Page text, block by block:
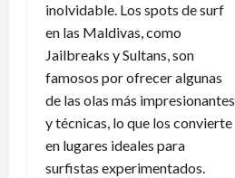
inolvidable. Los spots de surf
en las Maldivas, como
Jailbreaks y Sultans, son
famosos por ofrecer algunas
de las olas más impresionantes
y técnicas, lo que los convierte
en lugares ideales para
surfistas experimentados.